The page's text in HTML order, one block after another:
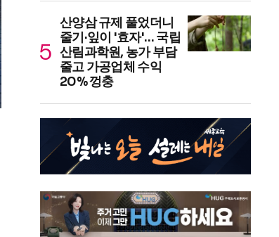
산양삼 규제 풀었더니
줄기·잎이 '효자'… 국립
산림과학원, 농가 부담
줄고 가공업체 수익
20% 껑충